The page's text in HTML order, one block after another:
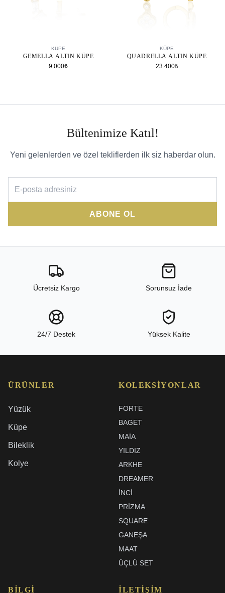
KÜPE
GEMELLA ALTIN KÜPE
9.000₺
KÜPE
QUADRELLA ALTIN KÜPE
23.400₺
Bültenimize Katıl!
Yeni gelenlerden ve özel tekliflerden ilk siz haberdar olun.
ABONE OL
Ücretsiz Kargo Sorunsuz İade
24/7 Destek Yüksek Kalite
ÜRÜNLER
Yüzük
Küpe
Bileklik
Kolye
KOLEKSIYONLAR
FORTE
BAGET
MAIA
YILDIZ
ARKHE
DREAMER
İNCI
PRIZMA
SQUARE
GANEŞA
MAAT
ÜÇLÜ SET
BILGI İLETIŞIM